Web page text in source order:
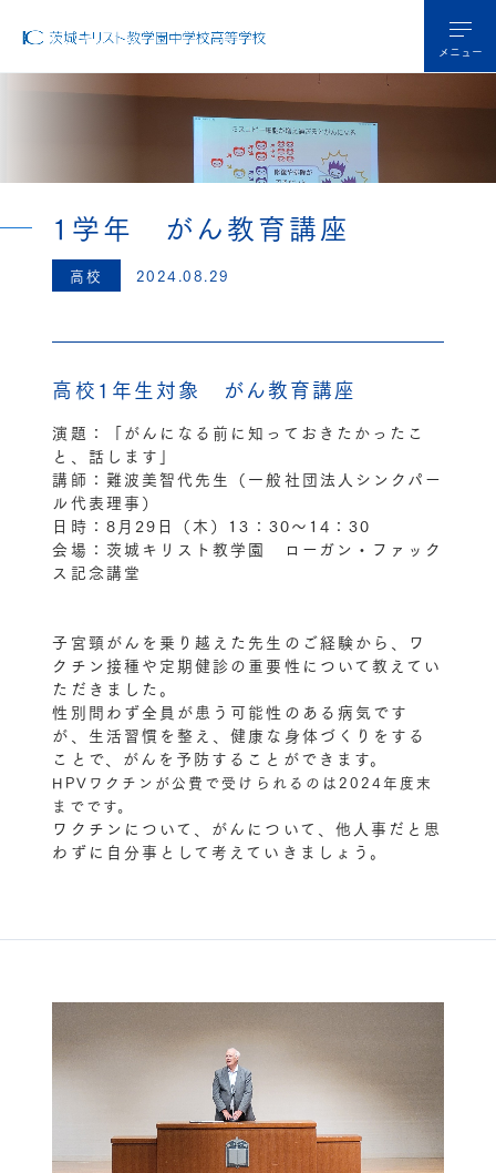
メニュー
1学年 がん教育講座
高校 2024.08.29
高校1年生対象 がん教育講座
演題：「がんになる前に知っておきたかったこ
と、話します」
講師：難波美智代先生（一般社団法人シンクパー
ル代表理事）
日時：8月29日（木）13：30～14：30
会場：茨城キリスト教学園 ローガン・ファック
ス記念講堂
子宮頸がんを乗り越えた先生のご経験から、ワ
クチン接種や定期健診の重要性について教えてい
ただきました。
性別問わず全員が患う可能性のある病気です
が、生活習慣を整え、健康な身体づくりをする
ことで、がんを予防することができます。
HPVワクチンが公費で受けられるのは2024年度末
までです。
ワクチンについて、がんについて、他人事だと思
わずに自分事として考えていきましょう。